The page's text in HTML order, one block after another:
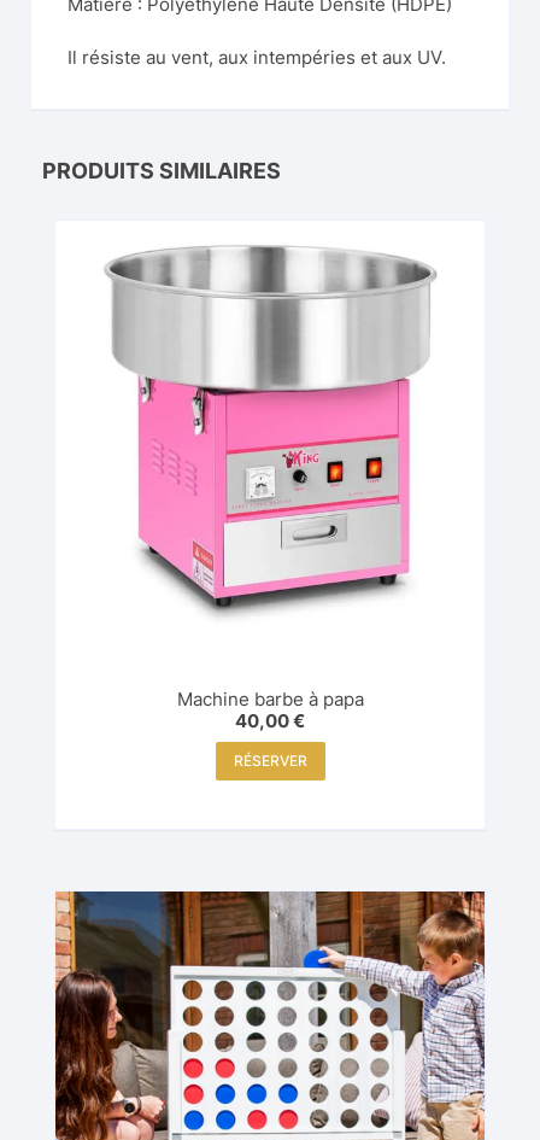
Il résiste au vent, aux intempéries et aux UV.
PRODUITS SIMILAIRES
Machine barbe à papa
40,00€
RÉSERVER